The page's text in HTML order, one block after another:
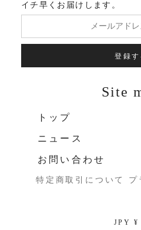
イチ早くお届けします。
登録す
Site
トップ
ニュース
お問い合わせ
特定商取引について プ
通
JPY ¥